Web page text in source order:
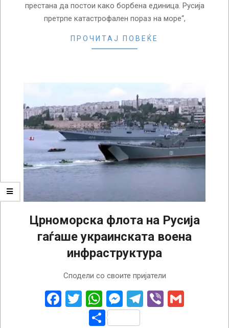
престана да постои како борбена единица. Русија
претрпе катастрофален пораз на море“,
ПРОЧИТАЈ ПОВЕЌЕ
Црноморска флота на Русија
гаѓаше украинската воена
инфраструктура
Сподели со своите пријатели
Facebook
Twitter
WhatsApp
Messenger
Telegram
Viber
Share